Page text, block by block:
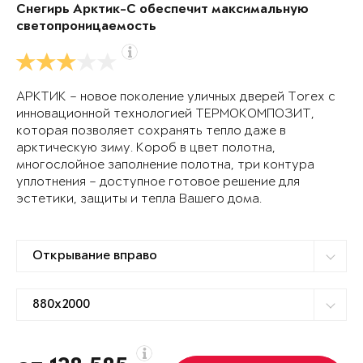
Снегирь Арктик-С обеспечит максимальную
светопроницаемость
АРКТИК – новое поколение уличных дверей Torex с
инновационной технологией ТЕРМОКОМПОЗИТ,
которая позволяет сохранять тепло даже в
арктическую зиму. Короб в цвет полотна,
многослойное заполнение полотна, три контура
уплотнения – доступное готовое решение для
эстетики, защиты и тепла Вашего дома.